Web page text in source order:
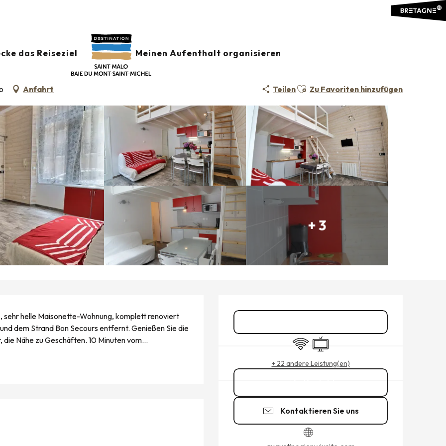
das Reiseziel Meinen Aufenthalt organisieren
Anfahrt TeilenAjouter aux favoris
Zu Favoriten hinzufügen
+ 3
ÖFFNUNGSZEITEN &
Wi-Fi Fernsehen
+ 22 andere Leistung(en)
Kontaktieren Sie uns
helle Maisonette-Wohnung, komplett renoviert
dem Strand Bon Secours entfernt. Genießen Sie die
Nähe zu Geschäften. 10 Minuten vom...